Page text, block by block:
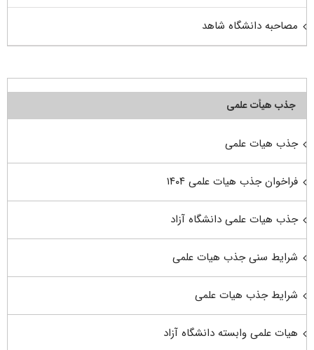
مصاحبه دانشگاه شاهد
جذب هیأت علمی
جذب هیات علمی
فراخوان جذب هیات علمی ۱۴۰۴
جذب هیات علمی دانشگاه آزاد
شرایط سنی جذب هیات علمی
شرایط جذب هیات علمی
هیات علمی وابسته دانشگاه آزاد